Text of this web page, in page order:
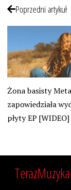
Poprzedni artykuł
Żona basisty
zapowiedziała
płyty EP [WIDEO]